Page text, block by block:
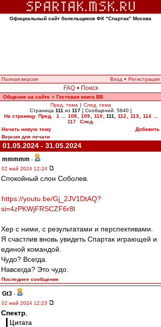
Официальный сайт болельщиков ФК "Спартак" Москва
Полная версия Вход • Регистрация
FAQ • Поиск
Общение на сайте » Гостевая книга ВВ
Пред. тема | След. тема
Страница 111 из 117[ Сообщений: 5840 ]
На страницу Пред. 1 108 109 110 111 112 113 114
117
След.
Начать новую тему
Добавить
Версия для печати
01.05.2024 - 31.05.2024
mmmmm -
02 май 2024 12:24
Спокойный слон Соболев.
https://youtu.be/Gj_2JV1DtAQ?
si=4zPKWjFRSCZF6r8l
Хер с ними, с результатами и перспективами.
Я счастлив вновь увидеть Спартак играющей и
единой командой.
Чудо? Всегда.
Навсегда? Это чудо.
Последнее сообщение
Gt3 -
02 май 2024 12:23
Спектр
Цитата